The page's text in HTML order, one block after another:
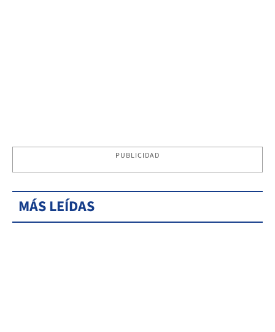
PUBLICIDAD
MÁS LEÍDAS